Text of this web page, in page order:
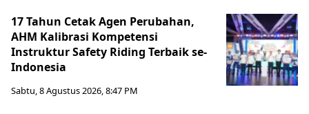
17 Tahun Cetak Agen Perubahan,
AHM Kalibrasi Kompetensi
Instruktur Safety Riding Terbaik se-
Indonesia
Sabtu, 8 Agustus 2026, 8:47 PM